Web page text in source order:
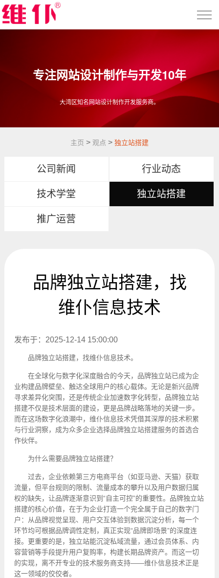
专注网站设计制作与开发10年
大湾区知名网站设计制作开发服务商。
主页 > 观点 > 独立站搭建
公司新闻 行业动态
技术学堂 独立站搭建
推广运营
品牌独立站搭建，找
维仆信息技术
发布于：2025-12-14 15:00:00
品牌独立站搭建，找维仆信息技术。
在全球化与数字化深度融合的今天，品牌独立站已成为企
业构建品牌壁垒、触达全球用户的核心载体。无论是新兴品牌
寻求差异化突围，还是传统企业加速数字化转型，品牌独立站
搭建不仅是技术层面的建设，更是品牌战略落地的关键一步。
而在这场数字化浪潮中，维仆信息技术凭借其深厚的技术积累
与行业洞察，成为众多企业选择品牌独立站搭建服务的首选合
作伙伴。
为什么需要品牌独立站搭建？
过去，企业依赖第三方电商平台（如亚马逊、天猫）获取
流量，但平台规则的限制、流量成本的攀升以及用户数据归属
权的缺失，让品牌逐渐意识到“自主可控”的重要性。品牌独立站
搭建的核心价值，在于为企业打造一个完全属于自己的数字门
户：从品牌视觉呈现、用户交互体验到数据沉淀分析，每一个
环节均可根据品牌调性定制，真正实现“品牌即场景”的深度连
接。更重要的是，独立站能沉淀私域流量，通过会员体系、内
容营销等手段提升用户复购率，构建长期品牌资产。而这一切
的实现，离不开专业的技术服务商支持——维仆信息技术正是
这一领域的佼佼者。